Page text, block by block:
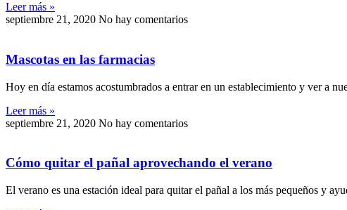
Leer más »
septiembre 21, 2020 No hay comentarios
Mascotas en las farmacias
Hoy en día estamos acostumbrados a entrar en un establecimiento y ver a
Leer más »
septiembre 21, 2020 No hay comentarios
Cómo quitar el pañal aprovechando el verano
El verano es una estación ideal para quitar el pañal a los más pequeños y